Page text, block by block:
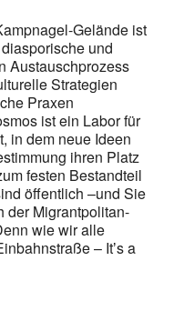
Gelände ist
und
Austauschprozess
Strategien
Praxen
ist ein Labor für
in dem neue Ideen
ihren Platz
festen Bestandteil
öffentlich –und Sie
der Migrantpolitan-
wie wir alle
– Itʼs a